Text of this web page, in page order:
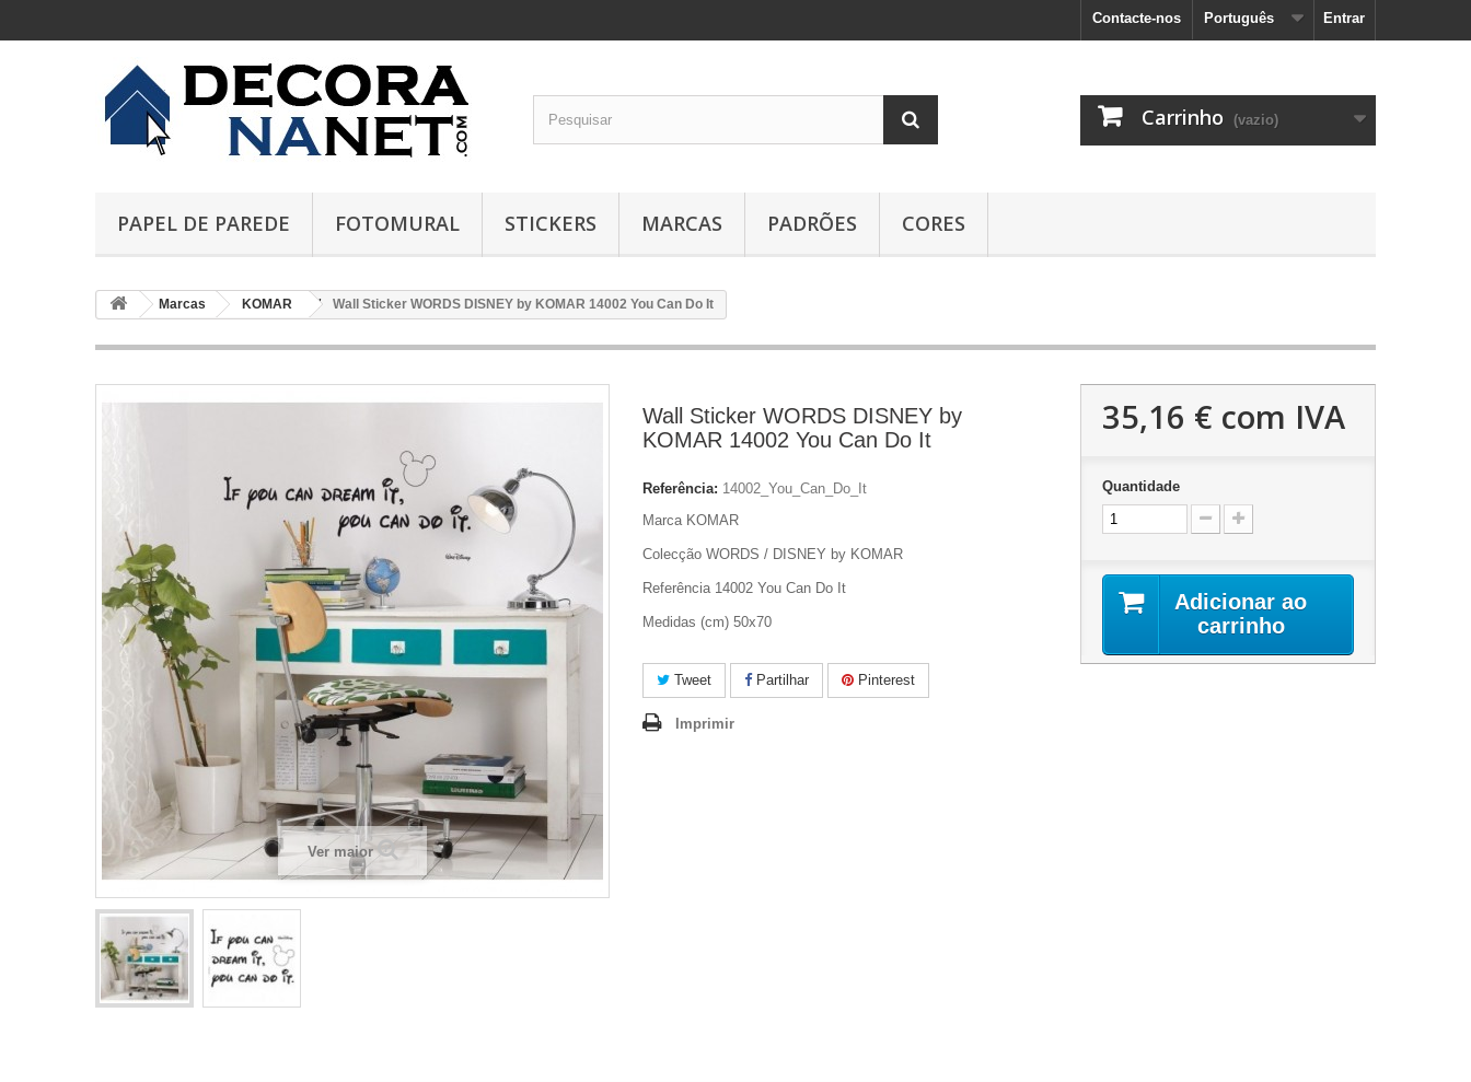
Entrar
Português
Contacte-nos
Carrinho (vazio)
PAPEL DE PAREDE FOTOMURAL STICKERS MARCAS PADRÕES CORES
Marcas KOMAR Wall Sticker WORDS DISNEY by KOMAR 14002 You Can Do It
Ver maior
Wall Sticker WORDS DISNEY by
KOMAR 14002 You Can Do It
Referência: 14002_You_Can_Do_It
Marca KOMAR
Colecção WORDS / DISNEY by KOMAR
Referência 14002 You Can Do It
Medidas (cm) 50x70
Tweet Partilhar Pinterest
Imprimir
35,16 € com IVA
Quantidade
Adicionar ao
carrinho